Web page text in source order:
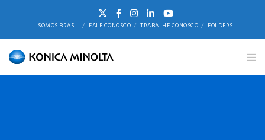
SOMOS BRASIL FALE CONOSCO TRABALHE CONOSCO FOLDERS